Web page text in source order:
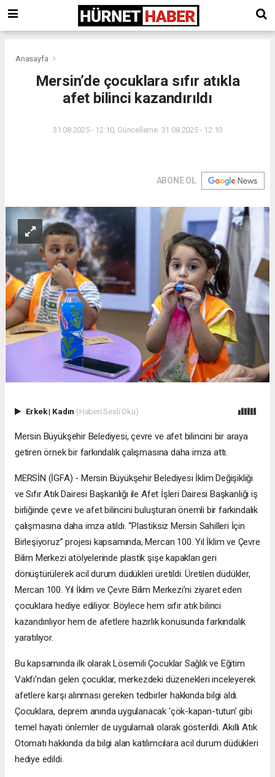
Anasayfa
Mersin’de çocuklara sıfır atıkla
afet bilinci kazandırıldı
31.08.2025 - 12:10, Güncelleme: 31.08.2025 - 12:10
ABONE OL
Erkek| Kadın (Haberi Sesli Oku)
Mersin Büyükşehir Belediyesi, çevre ve afet bilincini bir araya
getiren örnek bir farkındalık çalışmasına daha imza attı.
MERSİN (İGFA) - Mersin Büyükşehir Belediyesi İklim Değişikliği
ve Sıfır Atık Dairesi Başkanlığı ile Afet İşleri Dairesi Başkanlığı iş
birliğinde çevre ve afet bilincini buluşturan önemli bir farkındalık
çalışmasına daha imza atıldı. “Plastiksiz Mersin Sahilleri İçin
Birleşiyoruz” projesi kapsamında, Mercan 100. Yıl İklim ve Çevre
Bilim Merkezi atölyelerinde plastik şişe kapakları geri
dönüştürülerek acil durum düdükleri üretildi. Üretilen düdükler,
Mercan 100. Yıl İklim ve Çevre Bilim Merkezi’ni ziyaret eden
çocuklara hediye ediliyor. Böylece hem sıfır atık bilinci
kazandırılıyor hem de afetlere hazırlık konusunda farkındalık
yaratılıyor.
Bu kapsamında ilk olarak Lösemili Çocuklar Sağlık ve Eğitim
Vakfı’ndan gelen çocuklar, merkezdeki düzenekleri inceleyerek
afetlere karşı alınması gereken tedbirler hakkında bilgi aldı.
Çocuklara, deprem anında uygulanacak ‘çök-kapan-tutun’ gibi
temel hayati önlemler de uygulamalı olarak gösterildi. Akıllı Atık
Otomatı hakkında da bilgi alan katılımcılara acil durum düdükleri
hediye edildi.